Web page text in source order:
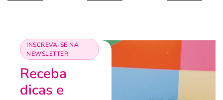
INSCREVA-SE NA
NEWSLETTER
Receba
dicas e